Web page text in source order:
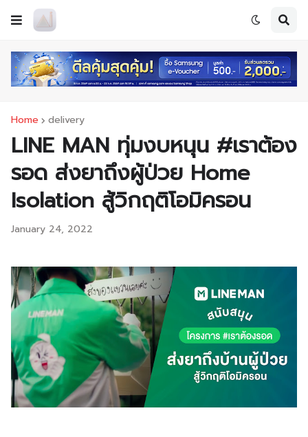
Home delivery
LINE MAN ทุ่มงบหนุน #เราต้อง
รอด ส่งยาถึงผู้ป่วย Home
Isolation สู้วิกฤติโอมิครอน
January 24, 2022